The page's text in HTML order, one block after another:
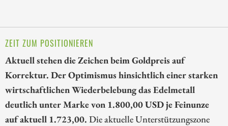
ZEIT ZUM POSITIONIEREN
Aktuell stehen die Zeichen beim Goldpreis auf
Korrektur. Der Optimismus hinsichtlich einer starken
wirtschaftlichen Wiederbelebung das Edelmetall
deutlich unter Marke von 1.800,00 USD je Feinunze
auf aktuell 1.723,00. Die aktuelle Unterstützungszone